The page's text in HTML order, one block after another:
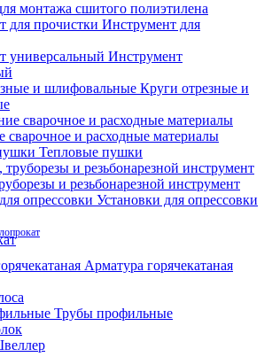
монтажа сшитого полиэтилена
Инструмент для
Инструмент
Круги отрезные и
сварочное и расходные материалы
Тепловые пушки
и резьбонарезной инструмент
Установки для опрессовки
Арматура горячекатаная
Трубы профильные